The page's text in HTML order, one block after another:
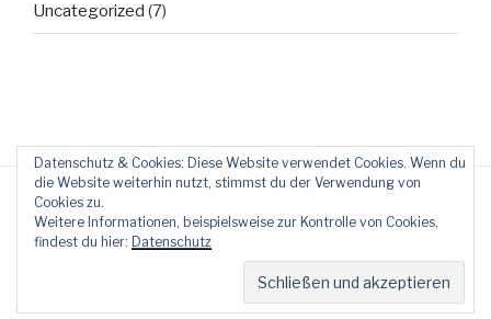
Uncategorized (7)
Stolz präsentiert von WordPress
Datenschutz & Cookies: Diese Website verwendet Cookies. Wenn du
die Website weiterhin nutzt, stimmst du der Verwendung von
Cookies zu.
Weitere Informationen, beispielsweise zur Kontrolle von Cookies,
findest du hier: Datenschutz